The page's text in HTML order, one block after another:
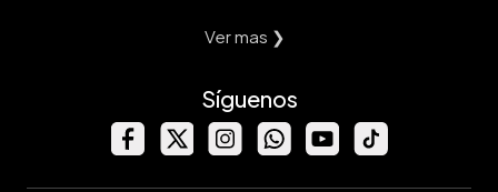
Ver mas ❯
Síguenos